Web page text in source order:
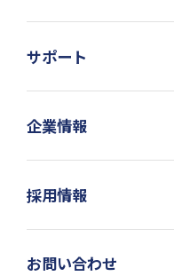
サポート
企業情報
採用情報
お問い合わせ